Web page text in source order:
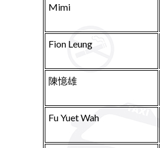
Mimi
Fion Leung
陳憶雄
Fu Yuet Wah